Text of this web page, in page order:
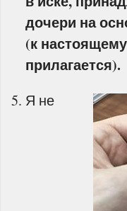
дочери на
(к
прилагается).
Я не